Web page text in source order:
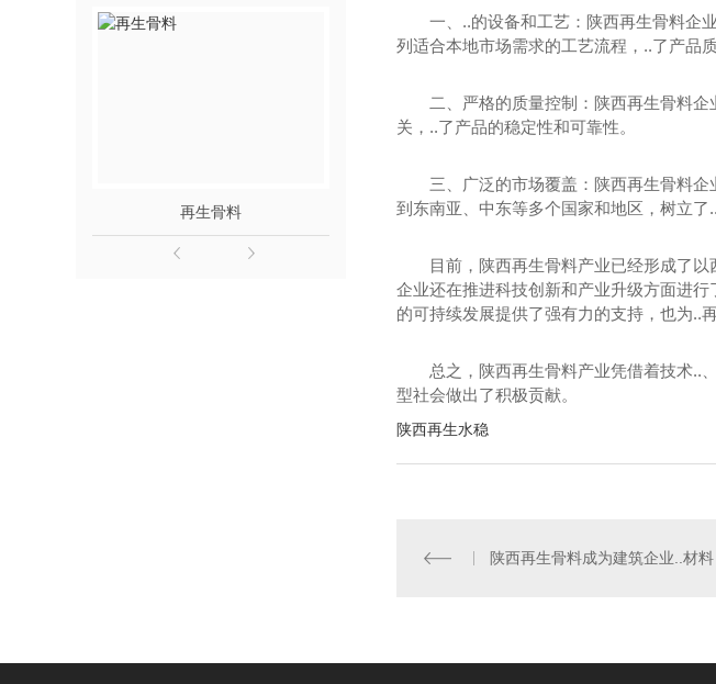
再生骨料 连续级配建筑垃圾再生骨料
一、..的设备和工艺：陕西再生骨料企
列适合本地市场需求的工艺流程，..了产品
二、严格的质量控制：陕西再生骨料
关，..了产品的稳定性和可靠性。
三、广泛的市场覆盖：陕西再生骨料
到东南亚、中东等多个国家和地区，树立了
目前，陕西再生骨料产业已经形成了
企业还在推进科技创新和产业升级方面进
的可持续发展提供了强有力的支持，也为..
总之，陕西再生骨料产业凭借着技术..
型社会做出了积极贡献。
陕西再生水稳
陕西再生骨料成为建筑企业..材料